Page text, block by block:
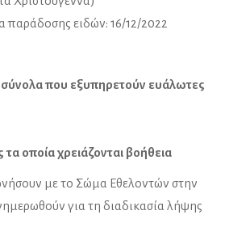
παράδοσης ειδών: 16/12/2022
που εξυπηρετούν ευάλωτες
τα οποία χρειάζονται βοήθεια
με το Σώμα Εθελοντών στην
για τη διαδικασία λήψης